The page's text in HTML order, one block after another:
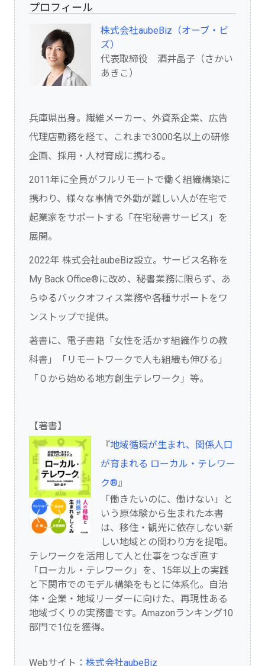
プロフィール
株式会社aubeBiz（オーブ・ビ
ズ）
代表取締役 酒井晶子（さかい
あきこ）
兵庫県出身。繊維メーカー、外資系企業、広告
代理店勤務を経て、これまで3000名以上の研修
企画、採用・人材育成に携わる。
2011年に全員がフルリモートで働く組織構築に
携わり、様々な事情で外勤が難しい人が在宅で
起業家をサポートする「在宅秘書サービス」を
展開。
2022年 株式会社aubeBiz設立。サービス名称を
My Back Office®に改め、秘書業務に限らず、あ
らゆるバックオフィス業務や各種サポートをワ
ンストップで提供。
著書に、電子書籍「女性を活かす組織作りの教
科書」「リモートワークで人も組織も伸びる」
「０から始める地方創生テレワーク」等。
【著書】
『地域循環が生まれ、関係人口
が育まれる ローカル・テレワー
ク®︎』
「働きたいのに、働けない」と
いう原体験から生まれた本書
は、移住・観光に依存しない新
しい地域との関わり方を提唱。
テレワークを活用して人と仕事をつなぎ直す
「ローカル・テレワーク」を、15年以上の実践
と下関市でのモデル構築をもとに体系化。自治
体・企業・地域リーダーに向けた、再現性ある
地域づくりの実務書です。Amazonランキング10
部門で1位を獲得。
Webサイト： 株式会社aubeBiz